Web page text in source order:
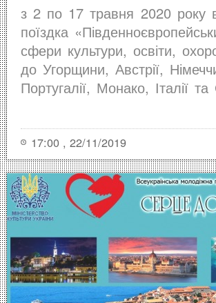
з 2 по 17 травня 2020 року
поїздка
сфери культури, освіти,
до Угорщини, Австрії,
Португалії, Монако, Італії
17:00 , 22/11/2019